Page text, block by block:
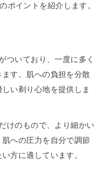
ポイントを紹介します。
ついており、一度に多く
す。肌への負担を分散
い剃り心地を提供しま
けのもので、より細かい
への圧力を自分で調節
方に適しています。